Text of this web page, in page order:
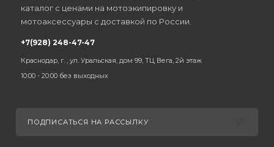
каталог с ценами на мотоэкипировку и
мотоаксессуары с доставкой по России.
+7(928) 248-47-47
Краснодар, г. , ул. Уральская, дом 99, ТЦ Вега, 2й этаж
10:00 - 20:00 без выходных
ПОДПИСАТЬСЯ НА РАССЫЛКУ